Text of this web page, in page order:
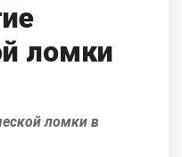
ломки
ломки в